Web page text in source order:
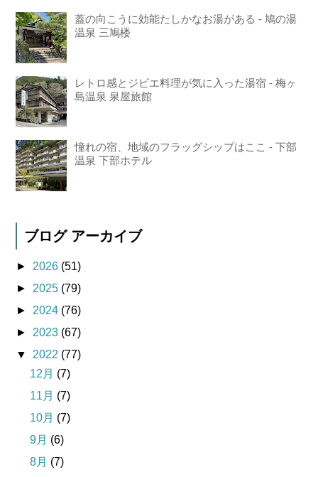
蓋の向こうに効能たしかなお湯がある - 鳩の湯
温泉 三鳩楼
レトロ感とジビエ料理が気に入った湯宿 - 梅ヶ
島温泉 泉屋旅館
憧れの宿、地域のフラッグシップはここ - 下部
温泉 下部ホテル
ブログ アーカイブ
► 2026 (51)
► 2025 (79)
► 2024 (76)
► 2023 (67)
▼ 2022 (77)
12月 (7)
11月 (7)
10月 (7)
9月 (6)
8月 (7)